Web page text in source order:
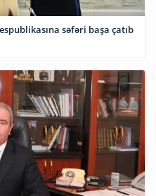
səfəri başa çatıb